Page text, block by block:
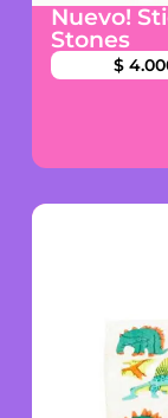
Nuevo!
Stones
$